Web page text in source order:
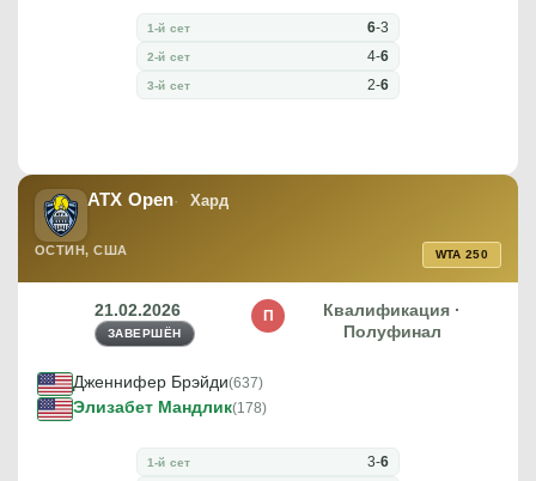
1-й сет 6-3
2-й сет 4-6
3-й сет 2-6
ATX Open Хард
ОСТИН, США WTA 250
21.02.2026
ЗАВЕРШЁН
Квалификация ·
Полуфинал
П
Дженнифер Брэйди(637)
Элизабет Мандлик(178)
1-й сет 3-6